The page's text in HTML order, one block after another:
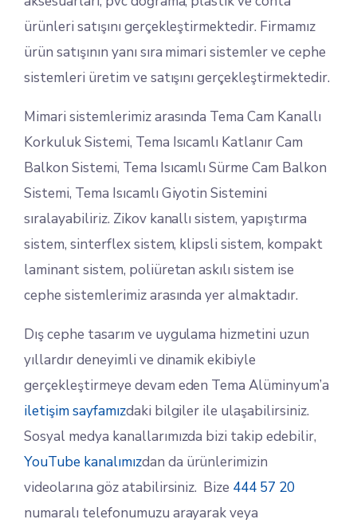
ürünleri satışını gerçekleştirmektedir. Firmamız
ürün satışının yanı sıra mimari sistemler ve cephe
sistemleri üretim ve satışını gerçekleştirmektedir.
Mimari sistemlerimiz arasında Tema Cam Kanallı
Korkuluk Sistemi, Tema Isıcamlı Katlanır Cam
Balkon Sistemi, Tema Isıcamlı Sürme Cam Balkon
Sistemi, Tema Isıcamlı Giyotin Sistemini
sıralayabiliriz. Zikov kanallı sistem, yapıştırma
sistem, sinterflex sistem, klipsli sistem, kompakt
laminant sistem, poliüretan askılı sistem ise
cephe sistemlerimiz arasında yer almaktadır.
Dış cephe tasarım ve uygulama hizmetini uzun
yıllardır deneyimli ve dinamik ekibiyle
gerçekleştirmeye devam eden Tema Alüminyum’a
iletişim sayfamızdaki bilgiler ile ulaşabilirsiniz.
Sosyal medya kanallarımızda bizi takip edebilir,
YouTube kanalımızdan da ürünlerimizin
videolarına göz atabilirsiniz. Bize 444 57 20
numaralı telefonumuzu arayarak veya